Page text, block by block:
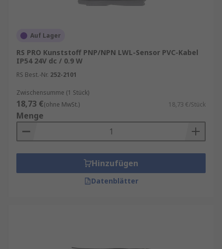
Auf Lager
RS PRO Kunststoff PNP/NPN LWL-Sensor PVC-Kabel
IP54 24V dc / 0.9 W
RS Best.-Nr. 252-2101
Zwischensumme (1 Stück)
18,73 €(ohne MwSt.) 18,73 €/Stück
Menge
Hinzufügen
Datenblätter